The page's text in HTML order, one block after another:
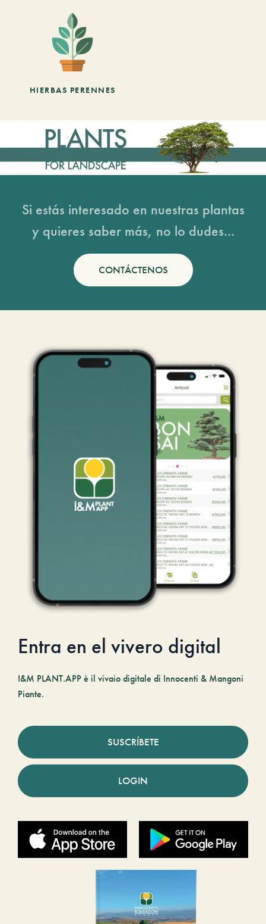
HIERBAS PERENNES
Si estás interesado en nuestras plantas
y quieres saber más, no lo dudes...
CONTÁCTENOS
Entra en el vivero digital
I&M PLANT.APP è il vivaio digitale di Innocenti & Mangoni
Piante.
SUSCRÍBETE
LOGIN